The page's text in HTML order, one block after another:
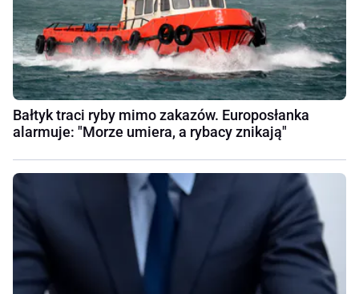
Bałtyk traci ryby mimo zakazów. Europosłanka
alarmuje: "Morze umiera, a rybacy znikają"